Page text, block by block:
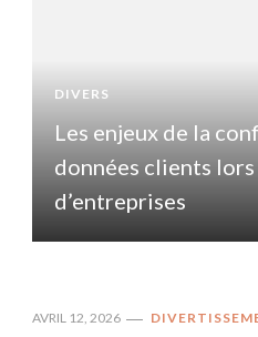
DIVERS
Les enjeux de la
données clients lors
d’entreprises
AVRIL 12, 2026